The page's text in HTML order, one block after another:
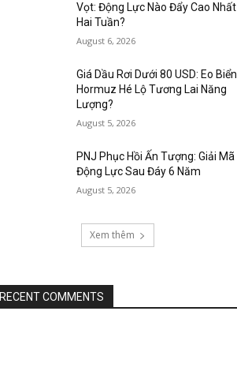
Vọt: Động Lực Nào Đẩy Cao Nhất
Hai Tuần?
August 6, 2026
Giá Dầu Rơi Dưới 80 USD: Eo Biển
Hormuz Hé Lộ Tương Lai Năng
Lượng?
August 5, 2026
PNJ Phục Hồi Ấn Tượng: Giải Mã
Động Lực Sau Đáy 6 Năm
August 5, 2026
Xem thêm
RECENT COMMENTS